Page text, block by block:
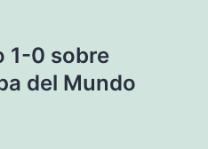
1-0 sobre
del Mundo